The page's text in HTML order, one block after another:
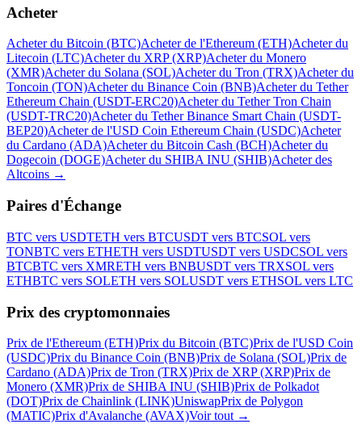
Acheter
Acheter du Bitcoin (BTC)Acheter de l'Ethereum (ETH)Acheter du
Litecoin (LTC)Acheter du XRP (XRP)Acheter du Monero
(XMR)Acheter du Solana (SOL)Acheter du Tron (TRX)Acheter du
Toncoin (TON)Acheter du Binance Coin (BNB)Acheter du Tether
Ethereum Chain (USDT-ERC20)Acheter du Tether Tron Chain
(USDT-TRC20)Acheter du Tether Binance Smart Chain (USDT-
BEP20)Acheter de l'USD Coin Ethereum Chain (USDC)Acheter
du Cardano (ADA)Acheter du Bitcoin Cash (BCH)Acheter du
Dogecoin (DOGE)Acheter du SHIBA INU (SHIB)Acheter des
Altcoins →
Paires d'Échange
BTC vers USDTETH vers BTCUSDT vers BTCSOL vers
TONBTC vers ETHETH vers USDTUSDT vers USDCSOL vers
BTCBTC vers XMRETH vers BNBUSDT vers TRXSOL vers
ETHBTC vers SOLETH vers SOLUSDT vers ETHSOL vers LTC
Prix des cryptomonnaies
Prix de l'Ethereum (ETH)Prix du Bitcoin (BTC)Prix de l'USD Coin
(USDC)Prix du Binance Coin (BNB)Prix de Solana (SOL)Prix de
Cardano (ADA)Prix de Tron (TRX)Prix de XRP (XRP)Prix de
Monero (XMR)Prix de SHIBA INU (SHIB)Prix de Polkadot
(DOT)Prix de Chainlink (LINK)UniswapPrix de Polygon
(MATIC)Prix d'Avalanche (AVAX)Voir tout →